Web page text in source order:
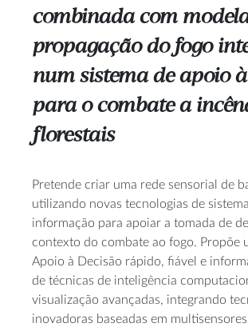
combinada com
propagação do fogo
num sistema de apoio
para o combate a
florestais
Pretende criar uma rede sensorial de
utilizando novas tecnologias de
informação para apoiar a tomada de
contexto do combate ao fogo. Propõe
Apoio à Decisão rápido, fiável e
de técnicas de inteligência
visualização avançadas, integrando
inovadoras baseadas em multisensores,